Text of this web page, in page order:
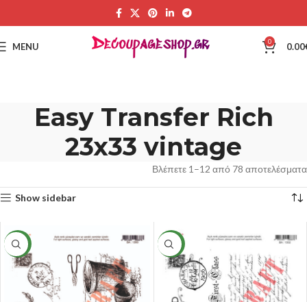
MENU 0 0.00
Easy Transfer Rich
23x33 vintage
Βλέπετε 1–12 από 78 αποτελέσματα
Show sidebar
NEW NEW